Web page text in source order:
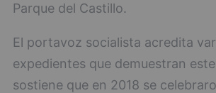
Parque del Castillo.
El portavoz socialista acredita
expedientes que demuestran
sostiene que en 2018 se